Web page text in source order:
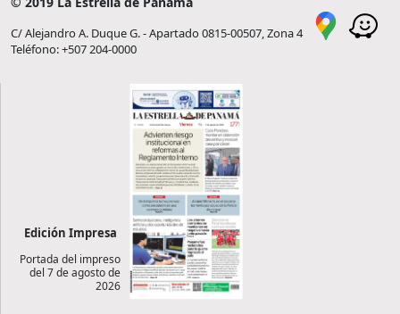
C/ Alejandro A. Duque G. - Apartado 0815-00507, Zona 4
Teléfono: +507 204-0000
Edición Impresa
Portada del impreso
del 7 de agosto de
2026